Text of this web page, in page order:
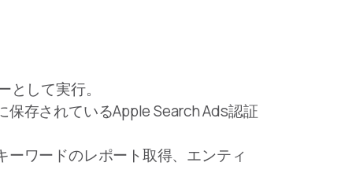
して実行。
存されているApple Search Ads認証
ワードのレポート取得、エンティ